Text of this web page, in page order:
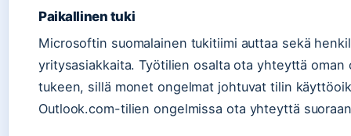
Paikallinen tuki
Microsoftin suomalainen tukitiimi auttaa sekä
yritysasiakkaita. Työtilien osalta ota yhteyttä oman
tukeen, sillä monet ongelmat johtuvat tilin
Outlook.com-tilien ongelmissa ota yhteyttä